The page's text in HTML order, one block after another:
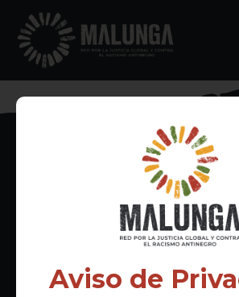
Inscríbete al boletín informativo
Aviso de